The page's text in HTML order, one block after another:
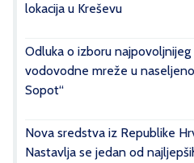
lokacija u Kreševu
Odluka o izboru
vodovodne mreže u
Sopot“
Nova sredstva iz Republike
Nastavlja se jedan od